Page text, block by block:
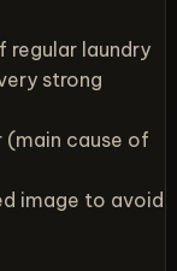
regular laundry
strong
(main cause of
image to avoid